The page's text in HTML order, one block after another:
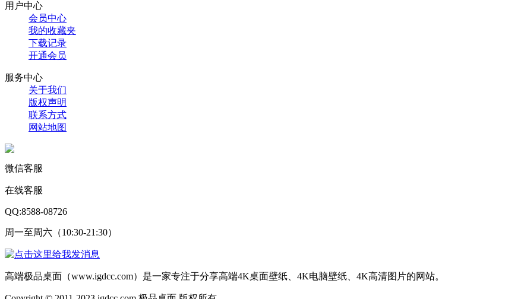
用户中心
会员中心
我的收藏夹
下载记录
开通会员
服务中心
关于我们
版权声明
联系方式
网站地图
微信客服
在线客服
QQ:8588-08726
周一至周六（10:30-21:30）
高端极品桌面（www.igdcc.com）是一家专注于分享高端4K桌面壁纸、4K电脑壁纸、4K高清图片的网站。